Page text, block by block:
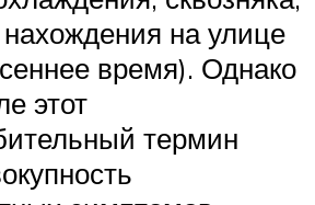
на улице
время). Однако
этот
термин